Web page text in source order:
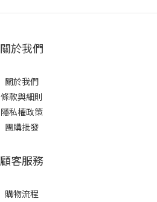
關於我們
關於我們
條款與細則
隱私權政策
團購批發
顧客服務
購物流程